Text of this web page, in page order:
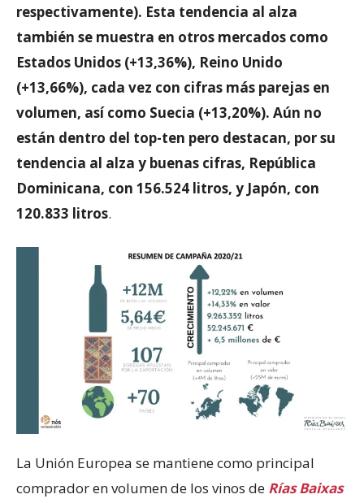
respectivamente). Esta tendencia al alza
también se muestra en otros mercados como
Estados Unidos (+13,36%), Reino Unido
(+13,66%), cada vez con cifras más parejas en
volumen, así como Suecia (+13,20%). Aún no
están dentro del top-ten pero destacan, por su
tendencia al alza y buenas cifras, República
Dominicana, con 156.524 litros, y Japón, con
120.833 litros.
La Unión Europea se mantiene como principal
comprador en volumen de los vinos de Rías Baixas